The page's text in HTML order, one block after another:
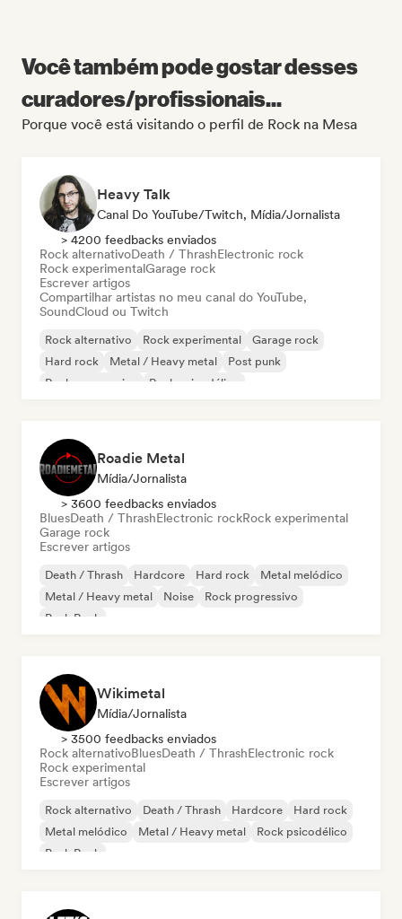
Você também pode gostar desses
curadores/profissionais...
Porque você está visitando o perfil de Rock na Mesa
Heavy Talk
Canal Do YouTube/Twitch, Mídia/Jornalista
> 4200 feedbacks enviados
Rock alternativoDeath / ThrashElectronic rock
Rock experimentalGarage rock
Escrever artigos
Compartilhar artistas no meu canal do YouTube,
SoundCloud ou Twitch
Rock alternativo Rock experimental
Garage rock
Hard rock
Metal / Heavy metal
Post punk
Rock progressivo
Rock psicodélico
Roadie Metal
Mídia/Jornalista
> 3600 feedbacks enviados
BluesDeath / ThrashElectronic rockRock experimental
Garage rock
Escrever artigos
Death / Thrash Hardcore Hard rock
Metal melódico
Metal / Heavy metal
Noise
Rock progressivo
Punk Rock
Wikimetal
Mídia/Jornalista
> 3500 feedbacks enviados
Rock alternativoBluesDeath / ThrashElectronic rock
Rock experimental
Escrever artigos
Rock alternativo Death / Thrash Hardcore
Hard rock
Metal melódico
Metal / Heavy metal
Rock psicodélico
Punk Rock